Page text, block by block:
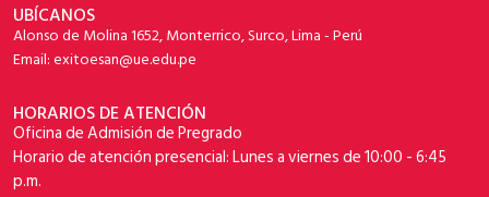
UBÍCANOS
Alonso de Molina 1652, Monterrico, Surco, Lima - Perú
Email: exitoesan@ue.edu.pe
HORARIOS DE ATENCIÓN
Oficina de Admisión de Pregrado
Horario de atención presencial: Lunes a viernes de 10:00 - 6:45
p.m.